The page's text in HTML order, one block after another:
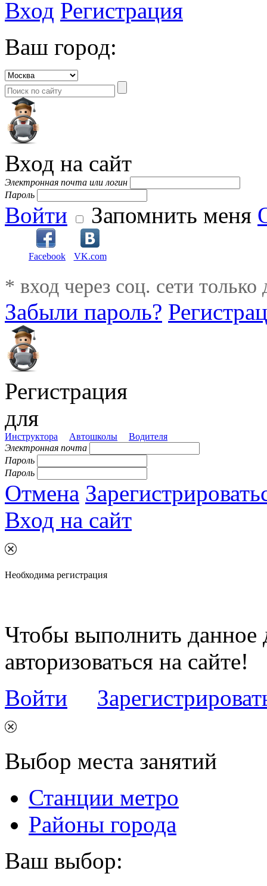
Вход Регистрация
Ваш город:
Вход на сайт
Электронная почта или логин
Пароль
Войти Запомнить меня
Facebook VK.com
* вход через соц. сети
Забыли пароль?
Регистрация
для
Инструктора Автошколы
Водителя
Электронная почта
Пароль
Пароль
Отмена
Вход на сайт
Необходима регистрация
Чтобы выполнить данное
авторизоваться на сайте!
Войти
Выбор места занятий
Станции метро
Районы города
Ваш выбор: